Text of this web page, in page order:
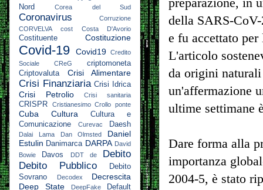
della SARS-
e fu accettato
L'articolo
da origini
un'affermazione
ultime settimane
Dare forma alla
importanza
2004-5, è stato
Nord
Corea del Sud
Coronavirus
Corruzione
CORVELVA
cost Costa D'Avorio
Costituente Costituzione
Covid-19 Covid19
Credito
Sociale
CReG
criptomoneta
Criptovaluta
Crisi Alimentare
Crisi Finanziaria Crisi Idrica
Crisi Petrolio Crisi sanitaria
CRISPR Cristianesimo Crollo ponte
Cuba Cultura
Cultura e
Comunicazione
Curevac Daesh
Dalai Lama Dan Olmsted
Daniel
Estulin Danimarca DARPA David
Bowie
Davos DDT de
Debito
Debito Pubblico
Debito
Sovrano
Decodex
Decrescita
Deep State
DeepFake Default